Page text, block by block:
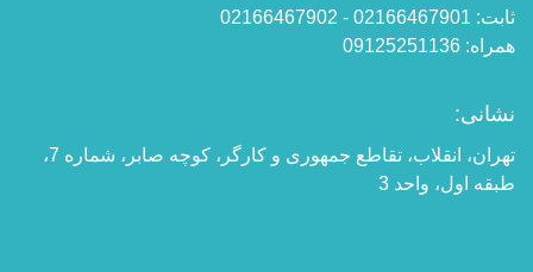
ثابت: 02166467901 - 02166467902
همراه: 09125251136
نشانی:
تهران، انقلاب، تقاطع جمهوری و کارگر، کوچه صابر، شماره 7،
طبقه اول، واحد 3